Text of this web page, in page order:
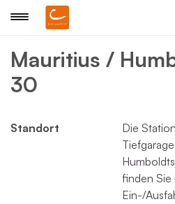
Mauritius /
30
Standort
Die
finden Sie
Ein-/